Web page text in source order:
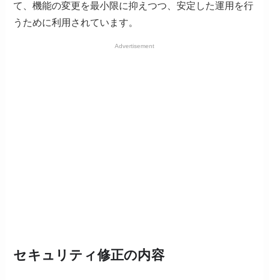
て、機能の変更を最小限に抑えつつ、安定した運用を行
うために利用されています。
Advertisement
セキュリティ修正の内容